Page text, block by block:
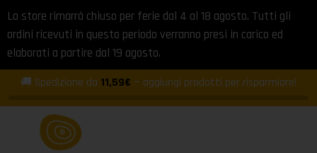
Lo store rimarrà chiuso per ferie dal 4 al 18 agosto. Tutti gli
ordini ricevuti in questo periodo verranno presi in carico ed
elaborati a partire dal 19 agosto.
🚚 Spedizione da 11,59€ — aggiungi prodotti per risparmiare!